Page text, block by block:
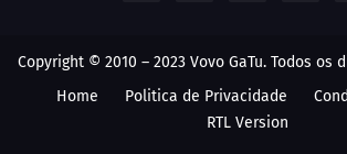
Copyright © 2010 – 2023 Vovo GaTu. Todos os
Home
Poli­tica de Privacidade
RTL Version